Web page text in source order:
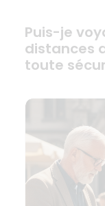
Puis-je
distances
toute